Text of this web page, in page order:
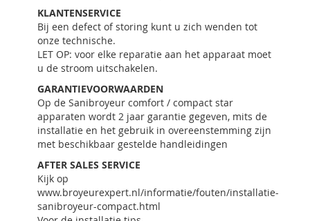
KLANTENSERVICE
Bij een defect of storing kunt u zich wenden tot
onze technische.
LET OP: voor elke reparatie aan het apparaat moet
u de stroom uitschakelen.
GARANTIEVOORWAARDEN
Op de Sanibroyeur comfort / compact star
apparaten wordt 2 jaar garantie gegeven, mits de
installatie en het gebruik in overeenstemming zijn
met beschikbaar gestelde handleidingen
AFTER SALES SERVICE
Kijk op
www.broyeurexpert.nl/informatie/fouten/installatie-
sanibroyeur-compact.html